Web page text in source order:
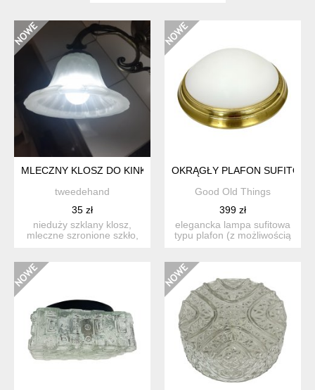
MLECZNY KLOSZ DO KINKIETU LUB LAMPKI
tweedehand
35 zł
nieduży szklany klosz,
mleczne szronione szkło,
OKRĄGŁY PLAFON
Good Old Things
399 zł
elegancka lampa sufitowa
typu plafon (z możliwością